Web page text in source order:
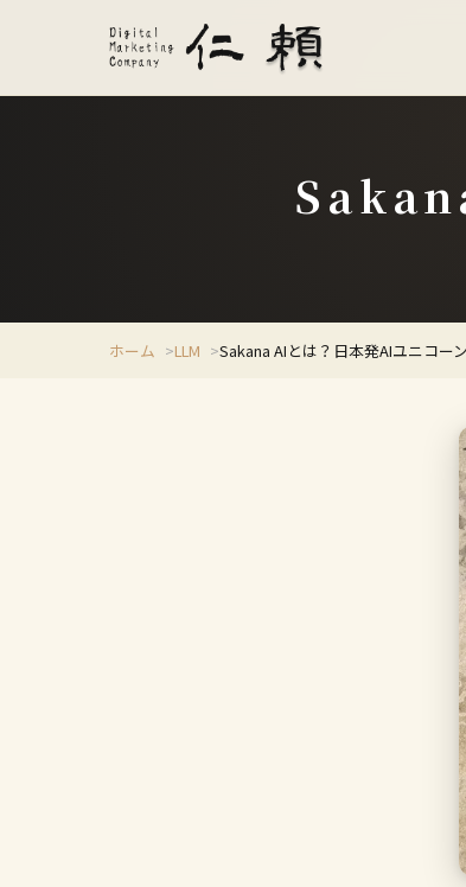
ホーム LLM Sakana AIとは？日本発AIユニコー